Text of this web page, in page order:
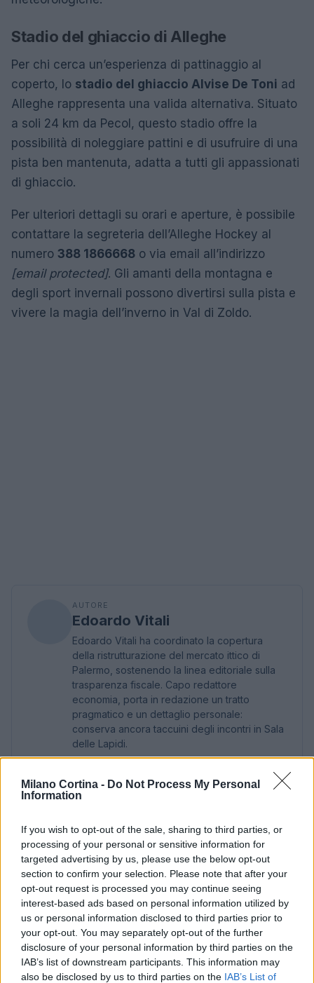
Milano Cortina - Do Not Process My Personal
Information
If you wish to opt-out of the sale, sharing to third parties, or
processing of your personal or sensitive information for
targeted advertising by us, please use the below opt-out
section to confirm your selection. Please note that after your
opt-out request is processed you may continue seeing
interest-based ads based on personal information utilized by
us or personal information disclosed to third parties prior to
your opt-out. You may separately opt-out of the further
disclosure of your personal information by third parties on the
IAB’s list of downstream participants. This information may
also be disclosed by us to third parties on the IAB’s List of
Stadio del ghiaccio di Alleghe
Per chi cerca un’esperienza di pattinaggio al
coperto, lo stadio del ghiaccio Alvise De Toni ad
Alleghe rappresenta una valida alternativa. Situato
a soli 24 km da Pecol, questo stadio offre la
possibilità di noleggiare pattini e di usufruire di una
pista ben mantenuta, adatta a tutti gli appassionati
di ghiaccio.
Per ulteriori dettagli su orari e aperture, è possibile
contattare la segreteria dell’Alleghe Hockey al
numero 388 1866668 o via email all’indirizzo
[email protected]. Gli amanti della montagna e
degli sport invernali possono divertirsi sulla pista e
vivere la magia dell’inverno in Val di Zoldo.
AUTORE
Edoardo Vitali
Edoardo Vitali ha coordinato la copertura
della ristrutturazione del mercato ittico di
Palermo, sostenendo la linea editoriale sulla
trasparenza fiscale. Capo redattore
economia, porta in redazione un tratto
pragmatico e un dettaglio personale:
conserva ancora taccuini degli incontri in Sala
delle Lapidi.